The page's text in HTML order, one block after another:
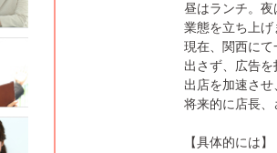
昼はランチ。
業態を立ち上げ
現在、関西に
出さず、広告を
出店を加速させ
将来的に店長、
【具体的には】